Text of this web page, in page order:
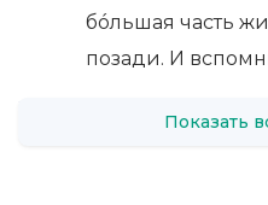
бóльшая часть
позади. И
Показать